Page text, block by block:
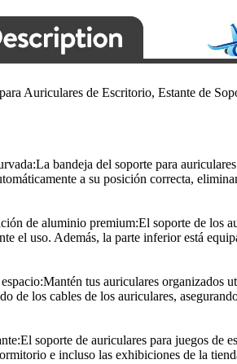
Auriculares de Escritorio, Estante de
bandeja del soporte para
a su posición correcta,
de aluminio premium:El soporte de los
el uso. Además, la parte inferior está
tus auriculares organizados
de los cables de los auriculares,
soporte de auriculares para juegos de
e incluso las exhibiciones de la